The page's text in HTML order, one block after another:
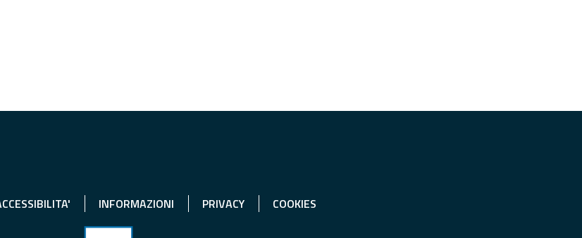
INFORMAZIONI PRIVACY COOKIES